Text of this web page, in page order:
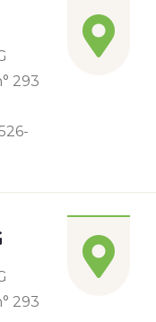
293
293